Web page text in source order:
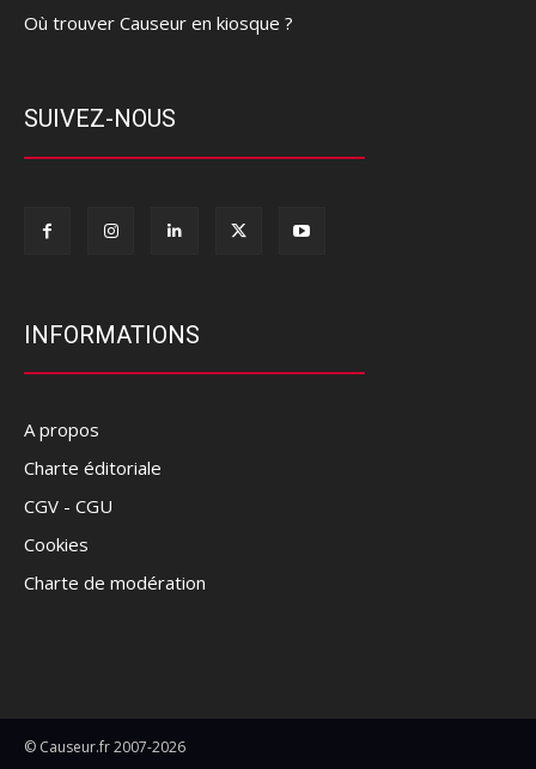
Où trouver Causeur en kiosque ?
SUIVEZ-NOUS
INFORMATIONS
A propos
Charte éditoriale
CGV - CGU
Cookies
Charte de modération
© Causeur.fr 2007-2026